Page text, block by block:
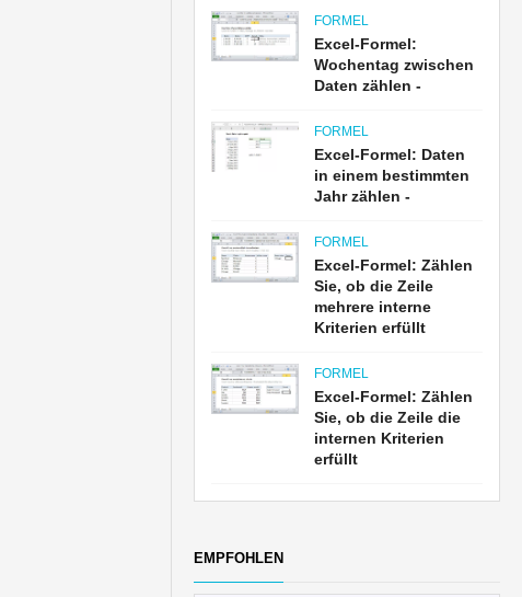
FORMEL
Excel-Formel:
Wochentag zwischen
Daten zählen -
FORMEL
Excel-Formel: Daten
in einem bestimmten
Jahr zählen -
FORMEL
Excel-Formel: Zählen
Sie, ob die Zeile
mehrere interne
Kriterien erfüllt
FORMEL
Excel-Formel: Zählen
Sie, ob die Zeile die
internen Kriterien
erfüllt
EMPFOHLEN